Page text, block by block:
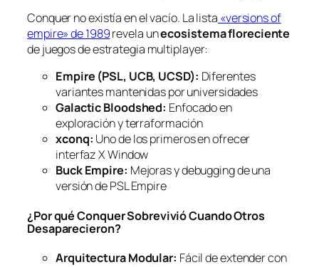
Conquer no existía en el vacío. La lista «versions of
empire» de 1989revela unecosistema floreciente
de juegos de estrategia multiplayer:
Empire (PSL, UCB, UCSD): Diferentes
variantes mantenidas por universidades
Galactic Bloodshed: Enfocado en
exploración y terraformación
xconq: Uno de los primeros en ofrecer
interfaz X Window
Buck Empire: Mejoras y debugging de una
versión de PSL Empire
¿Por qué Conquer Sobrevivió Cuando Otros
Desaparecieron?
Arquitectura Modular: Fácil de extender con